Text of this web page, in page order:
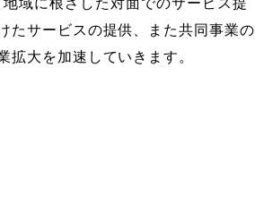
域に根ざした対面でのサービス提
たサービスの提供、また共同事業の
大を加速していきます。